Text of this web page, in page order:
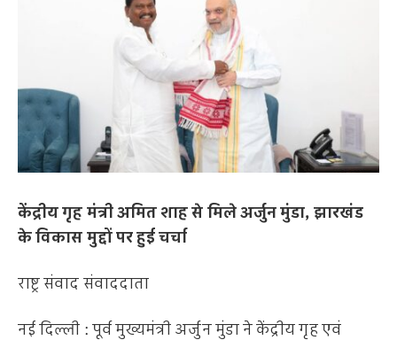
केंद्रीय गृह मंत्री अमित शाह से मिले अर्जुन मुंडा, झारखंड
के विकास मुद्दों पर हुई चर्चा
राष्ट्र संवाद संवाददाता
नई दिल्ली : पूर्व मुख्यमंत्री अर्जुन मुंडा ने केंद्रीय गृह एवं